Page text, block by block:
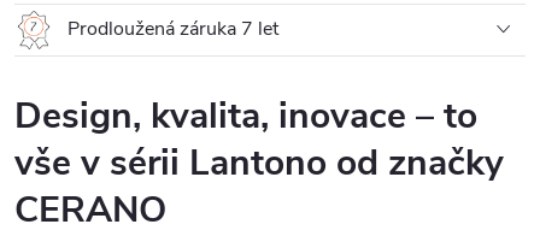
Prodloužená záruka 7 let
Design, kvalita, inovace – to
vše v sérii Lantono od značky
CERANO